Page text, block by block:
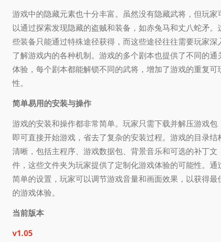
游戏中的隐藏元素也十分丰富。虽然没有隐藏武将，但玩家
以通过探索发现隐藏的盗贼和装备，如赤兔马和丈八蛇矛。
些装备只能通过特殊途径获得，而这些途径往往需要玩家深
了解游戏内的各种机制。游戏的多个剧本也提供了不同的通
体验，每个剧本都能解锁不同的武将，增加了游戏的重复可
性。
简单易用的安装与操作
游戏的安装和操作都非常简单。玩家只需下载并解压游戏包
即可直接开始游戏，省去了复杂的安装过程。游戏的目录结
清晰，包括主程序、游戏数据包、背景音乐和可选的补丁文
件，这些文件夹为玩家提供了定制化游戏体验的可能性。通
简单的设置，玩家可以调节游戏音量和画面效果，以获得最
的游戏体验。
当前版本
v1.05